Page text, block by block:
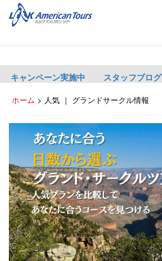
キャンペーン実施中 スタッフブログ
ホーム > 人気 ｜ グランドサークル情報